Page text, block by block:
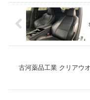
古河薬品工業 クリアウ